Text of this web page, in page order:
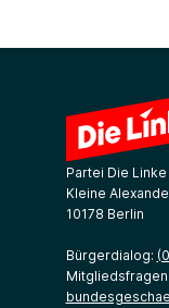
Partei Die Linke
Kleine
10178 Berlin
Bürgerdialog:
Mitgliedsfragen: